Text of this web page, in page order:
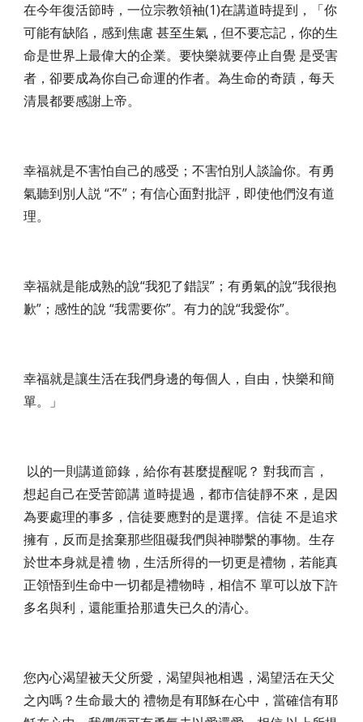
在今年復活節時，一位宗教領袖(1)在講道時提到，「你
可能有缺陷，感到焦慮 甚至生氣，但不要忘記，你的生
命是世界上最偉大的企業。要快樂就要停止自覺 是受害
者，卻要成為你自己命運的作者。為生命的奇蹟，每天
清晨都要感謝上帝。
幸福就是不害怕自己的感受；不害怕別人談論你。有勇
氣聽到別人説 “不”；有信心面對批評，即使他們沒有道
理。
幸福就是能成熟的說“我犯了錯誤”；有勇氣的說“我很抱
歉”；感性的說 “我需要你”。有力的說“我愛你”。
幸福就是讓生活在我們身邊的每個人，自由，快樂和簡
單。」
想起自己在受苦節講 道時提過，都市信徒靜不來，是因
為要處理的事多，信徒要應對的是選擇。信徒 不是追求
擁有，反而是捨棄那些阻礙我們與神聯繫的事物。生存
於世本身就是禮 物，生活所得的一切更是禮物，若能真
正領悟到生命中一切都是禮物時，相信不 單可以放下許
多名與利，還能重拾那遺失已久的清心。
您內心渴望被天父所愛，渴望與祂相遇，渴望活在天父
之內嗎？生命最大的 禮物是有耶穌在心中，當確信有耶